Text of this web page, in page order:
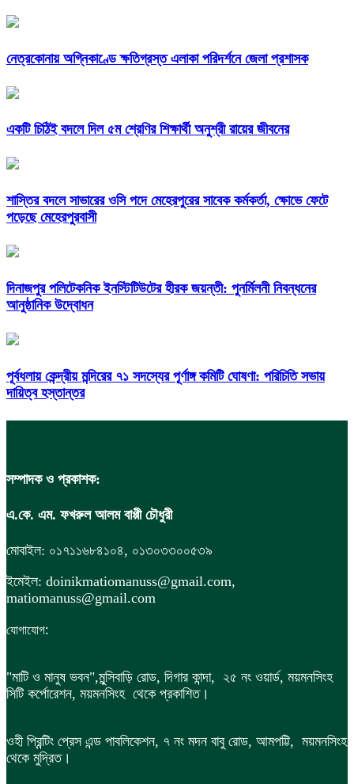
নেত্রকোনায় অগ্নিকাণ্ডে ক্ষতিগ্রস্ত এলাকা পরিদর্শনে জেলা প্রশাসক
একটি চিঠিই বদলে দিল ৫ম শ্রেণির শিক্ষার্থী অনুশ্রী রায়ের জীবনের
শাস্তির বদলে সাভারের ওসি পদে মেহেরপুরের সাবেক কর্মকর্তা, ক্ষোভে ফেটে
পড়েছে মেহেরপুরবাসী
দিনাজপুর পলিটেকনিক ইনস্টিটিউটের হীরক জয়ন্তী: পুনর্মিলনী নিবন্ধনের
আনুষ্ঠানিক উদ্বোধন
পূর্বধলায় কেন্দ্রীয় মন্দিরের ৭১ সদস্যের পূর্ণাঙ্গ কমিটি ঘোষণা: পরিচিতি সভায়
দায়িত্ব হস্তান্তর
সম্পাদক ও প্রকাশক:
এ.কে. এম. ফখরুল আলম বাপ্পী চৌধুরী
মোবাইল: ০১৭১১৬৮৪১০৪, ০১৩০৩৩০০৫৩৯
ইমেইল: doinikmatiomanuss@gmail.com,
matiomanuss@gmail.com
যোগাযোগ:
"মাটি ও মানুষ ভবন",মুন্সিবাড়ি রোড, দিগার কান্দা, ২৫ নং ওয়ার্ড, ময়মনসিংহ
সিটি কর্পোরেশন, ময়মনসিংহ থেকে প্রকাশিত।
ওহী প্রিন্টিং প্রেস এন্ড পাবলিকেশন, ৭ নং মদন বাবু রোড, আমপট্টি, ময়মনসিংহ
থেকে মুদ্রিত।